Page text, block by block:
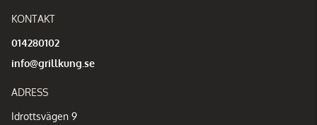
KONTAKT
014280102
info@grillkung.se
ADRESS
Idrottsvägen 9